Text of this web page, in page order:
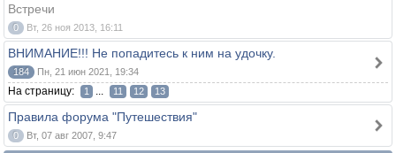
Встречи
0 Вт, 26 ноя 2013, 16:11
ВНИМАНИЕ!!! Не попадитесь к ним на удочку.
184 Пн, 21 июн 2021, 19:34
На страницу: 1 ... 11 12 13
Правила форума "Путешествия"
0 Вт, 07 авг 2007, 9:47